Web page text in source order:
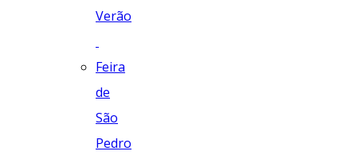
Verão
Feira
de
São
Pedro